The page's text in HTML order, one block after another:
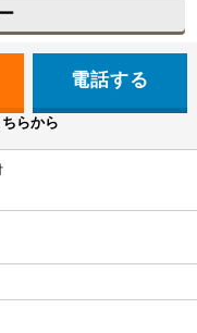
電話する
らから